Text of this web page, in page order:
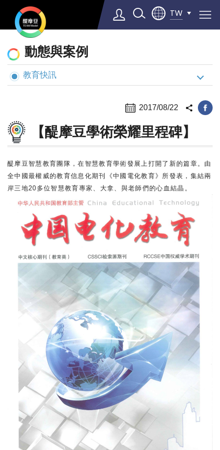
TW
▼
態
與
案
動態與案例
教育快訊
2017/08/22
【醍摩豆學術榮耀里程碑】
醍摩豆智慧教育團隊，在智慧教育學術發展上打開了新的篇章。由
全中國最權威的教育信息化期刊《中國電化教育》所發表，集結兩
岸三地20多位智慧教育專家、大拿、與老師們的心血結晶。